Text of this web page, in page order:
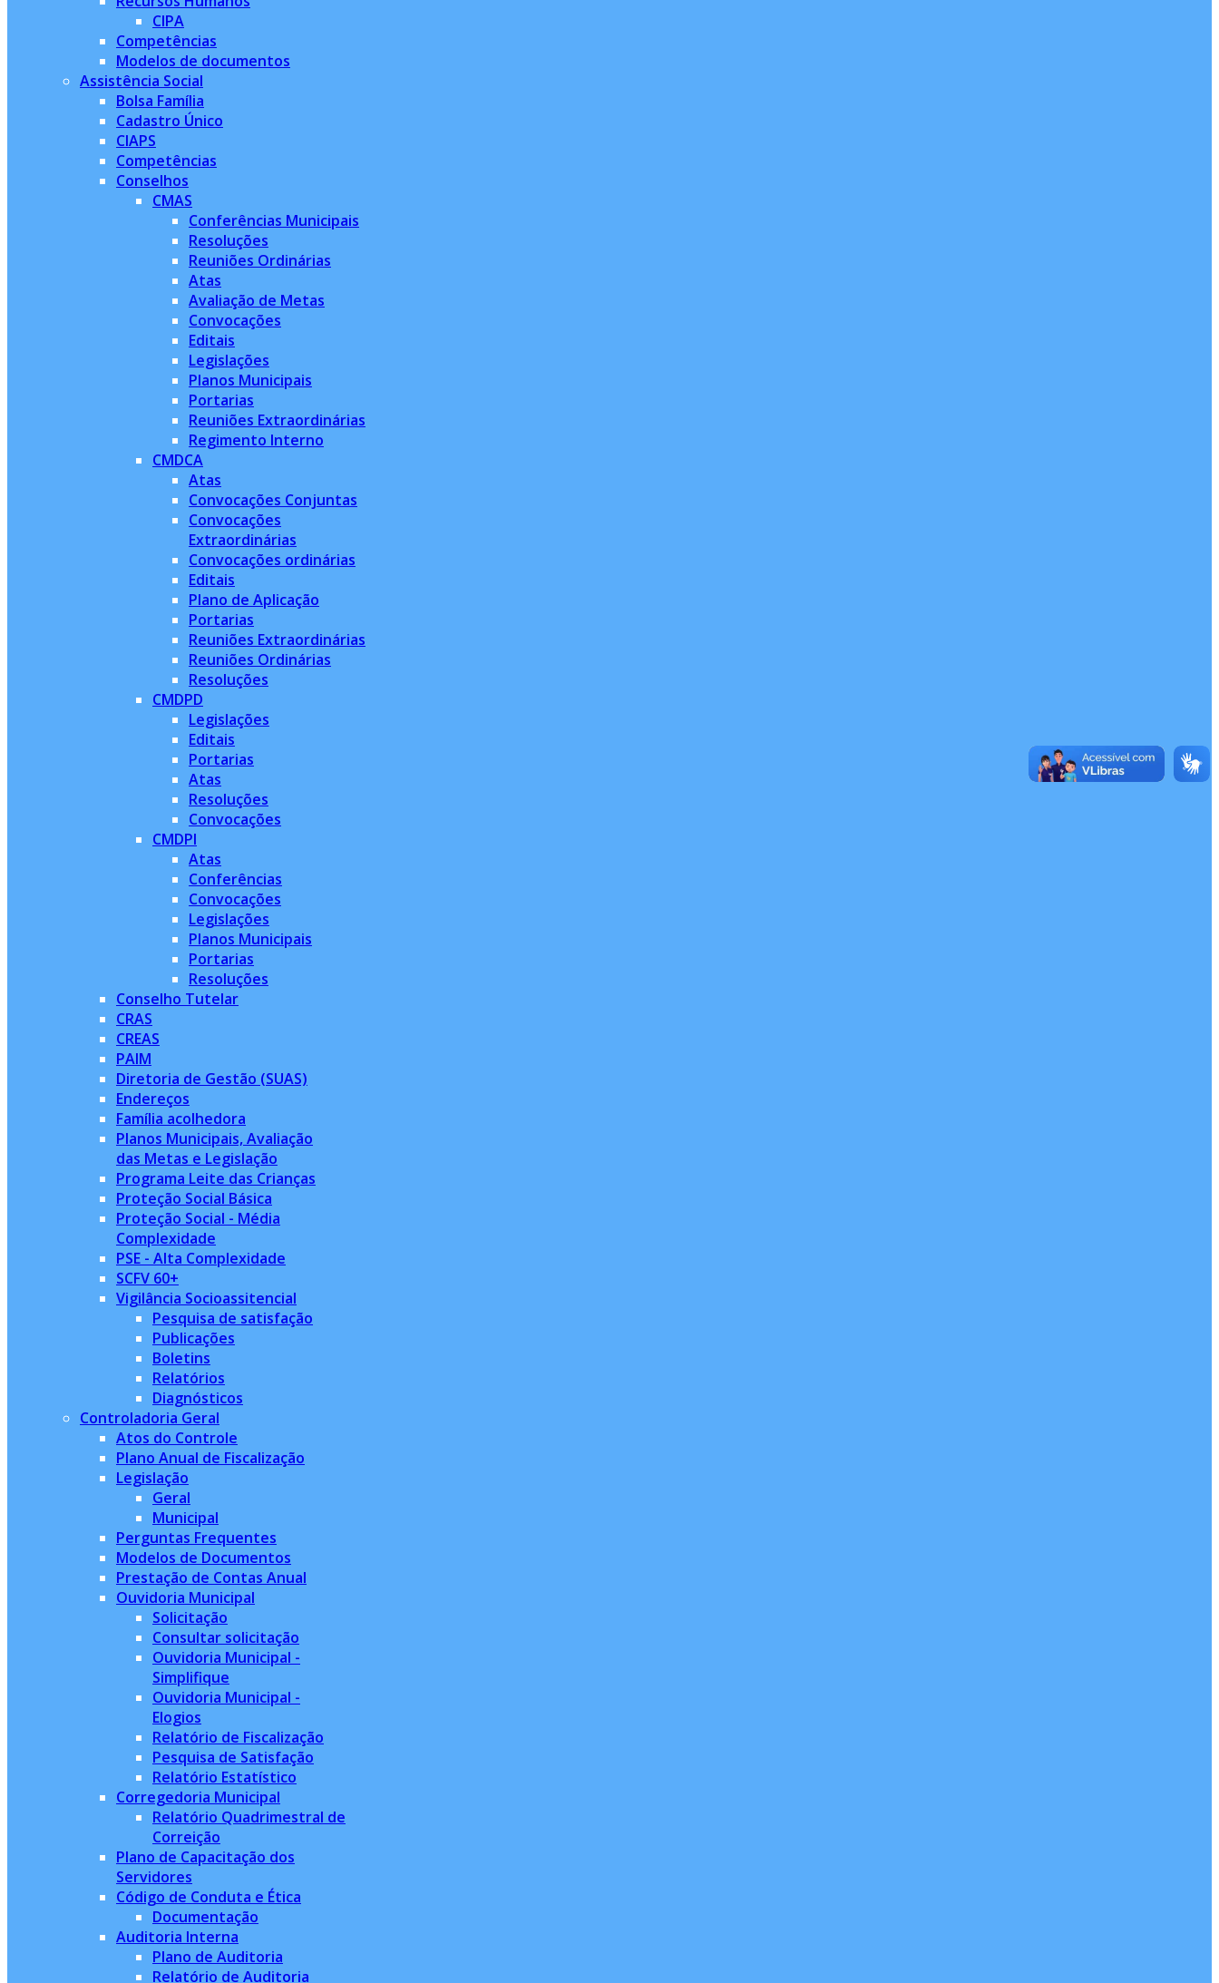
CIPA
Competências
Modelos de documentos
Assistência Social
Bolsa Família
Cadastro Único
CIAPS
Competências
Conselhos
CMAS
Conferências Municipais
Resoluções
Reuniões Ordinárias
Atas
Avaliação de Metas
Convocações
Editais
Legislações
Planos Municipais
Portarias
Reuniões Extraordinárias
Regimento Interno
CMDCA
Atas
Convocações Conjuntas
Convocações
Extraordinárias
Convocações ordinárias
Editais
Plano de Aplicação
Portarias
Reuniões Extraordinárias
Reuniões Ordinárias
Resoluções
CMDPD
Legislações
Editais
Portarias
Atas
Resoluções
Convocações
CMDPI
Atas
Conferências
Convocações
Legislações
Planos Municipais
Portarias
Resoluções
Conselho Tutelar
CRAS
CREAS
PAIM
Diretoria de Gestão (SUAS)
Endereços
Família acolhedora
Planos Municipais, Avaliação
das Metas e Legislação
Programa Leite das Crianças
Proteção Social Básica
Proteção Social - Média
Complexidade
PSE - Alta Complexidade
SCFV 60+
Vigilância Socioassitencial
Pesquisa de satisfação
Publicações
Boletins
Relatórios
Diagnósticos
Controladoria Geral
Atos do Controle
Plano Anual de Fiscalização
Legislação
Geral
Municipal
Perguntas Frequentes
Modelos de Documentos
Prestação de Contas Anual
Ouvidoria Municipal
Solicitação
Consultar solicitação
Ouvidoria Municipal -
Simplifique
Ouvidoria Municipal -
Elogios
Relatório de Fiscalização
Pesquisa de Satisfação
Relatório Estatístico
Corregedoria Municipal
Relatório Quadrimestral de
Correição
Plano de Capacitação dos
Servidores
Código de Conduta e Ética
Documentação
Auditoria Interna
Plano de Auditoria
Relatório de Auditoria